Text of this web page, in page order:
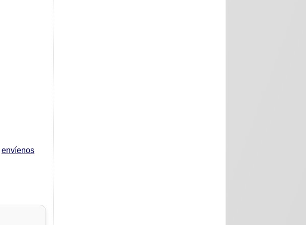
envíenos